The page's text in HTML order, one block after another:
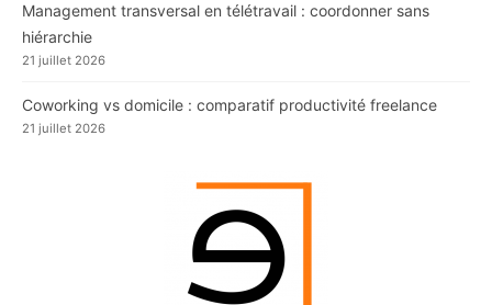
Management transversal en télétravail : coordonner sans
hiérarchie
21 juillet 2026
Coworking vs domicile : comparatif productivité freelance
21 juillet 2026